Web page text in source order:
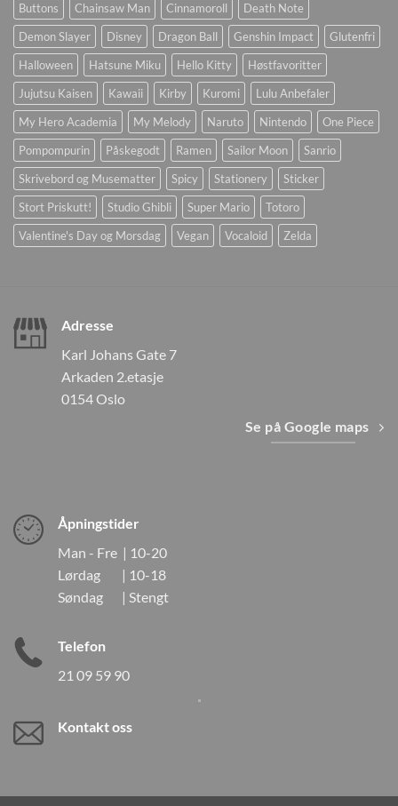
Buttons
Chainsaw Man Cinnamoroll
Death Note
Demon Slayer
Disney Dragon Ball Genshin Impact
Glutenfri
Halloween
Hatsune Miku Hello Kitty
Høstfavoritter
Jujutsu Kaisen
Kawaii Kirby Kuromi
Lulu Anbefaler
My Hero Academia
My Melody Naruto Nintendo
One Piece
Pompompurin
Påskegodt Ramen Sailor Moon
Sanrio
Skrivebord og Musematter
Spicy Stationery
Sticker
Stort Priskutt!
Studio Ghibli Super Mario
Totoro
Valentine's Day og Morsdag
Vegan Vocaloid Zelda
Adresse
Karl Johans Gate 7
Arkaden 2.etasje
0154 Oslo
Se på Google maps
Åpningstider
Man - Fre | 10-20
Lørdag | 10-18
Søndag | Stengt
Telefon
21 09 59 90
Kontakt oss